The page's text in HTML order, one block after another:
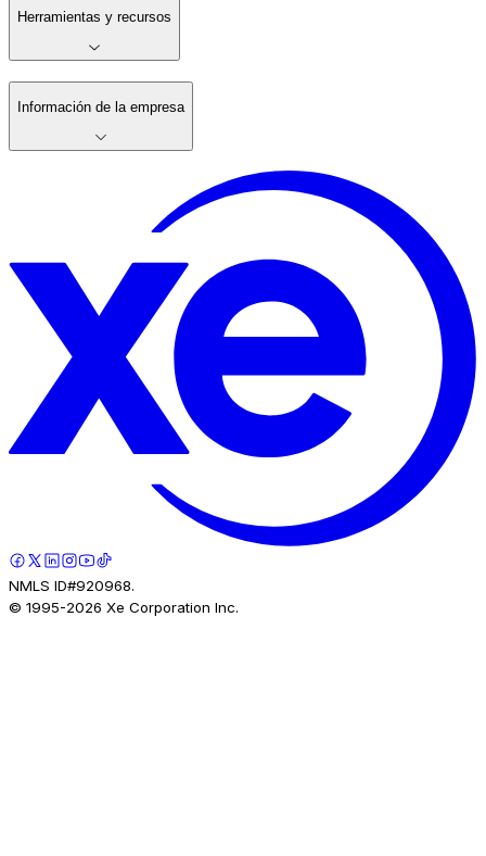
Herramientas y recursos
Información de la empresa
NMLS ID#920968.
© 1995-2026 Xe Corporation Inc.